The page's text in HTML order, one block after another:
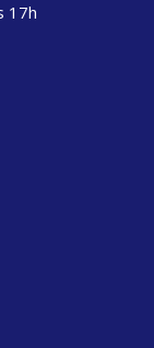
17h